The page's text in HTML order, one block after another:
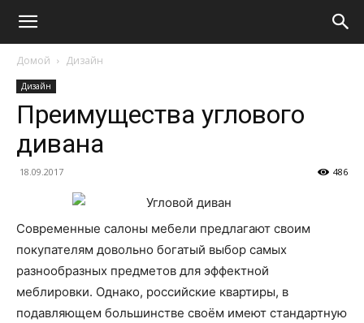
Домой Дизайн
Дизайн
Преимущества углового
дивана
18.09.2017 486
Современные салоны мебели предлагают своим
покупателям довольно богатый выбор самых
разнообразных предметов для эффектной
меблировки. Однако, российские квартиры, в
подавляющем большинстве своём имеют стандартную